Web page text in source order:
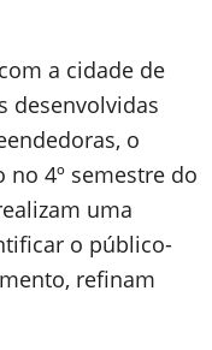
a cidade de
desenvolvidas
o
4º semestre do
uma
o público-
refinam